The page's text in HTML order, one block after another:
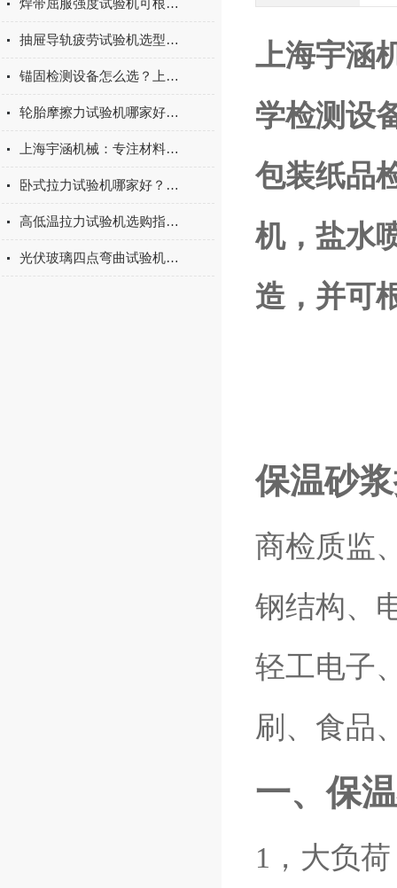
焊带屈服强度试验机可根据不同标准和试验需求调整试验条件
抽屉导轨疲劳试验机选型指南：如何量化评估家具五金的耐用性
锚固检测设备怎么选？上海宇涵膨胀螺丝拉拔试验机品牌评测
轮胎摩擦力试验机哪家好？上海宇涵试验机综合评测
上海宇涵机械：专注材料力学检测，电池片拉力试验机助力光伏品质管控
卧式拉力试验机哪家好？2026年国产实力厂家实测推荐
高低温拉力试验机选购指南：聚焦上海宇涵的技术实力与可靠方案
光伏玻璃四点弯曲试验机的重要性
上海宇涵
学检测设
包装纸品
机，盐水
造，并可
保温砂
商检质监
钢结构、
轻工电子
刷、食品
一、保
1，大负